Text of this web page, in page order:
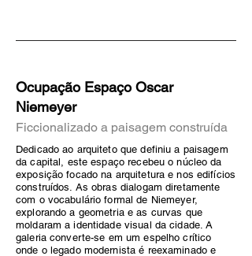
Ocupação Espaço Oscar
Niemeyer
Ficcionalizado a paisagem construída
Dedicado ao arquiteto que definiu a paisagem
da capital, este espaço recebeu o núcleo da
exposição focado na arquitetura e nos edifícios
construídos. As obras dialogam diretamente
com o vocabulário formal de Niemeyer,
explorando a geometria e as curvas que
moldaram a identidade visual da cidade. A
galeria converte-se em um espelho crítico
onde o legado modernista é reexaminado e